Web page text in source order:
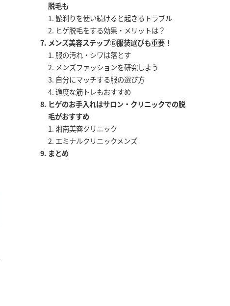
脱毛も
髭剃りを使い続けると起きるトラブル
ヒゲ脱毛をする効果・メリットは？
メンズ美容ステップ⑥服装選びも重要！
服の汚れ・シワは落とす
メンズファッションを研究しよう
自分にマッチする服の選び方
適度な筋トレもおすすめ
ヒゲのお手入れはサロン・クリニックでの脱
毛がおすすめ
湘南美容クリニック
エミナルクリニックメンズ
まとめ